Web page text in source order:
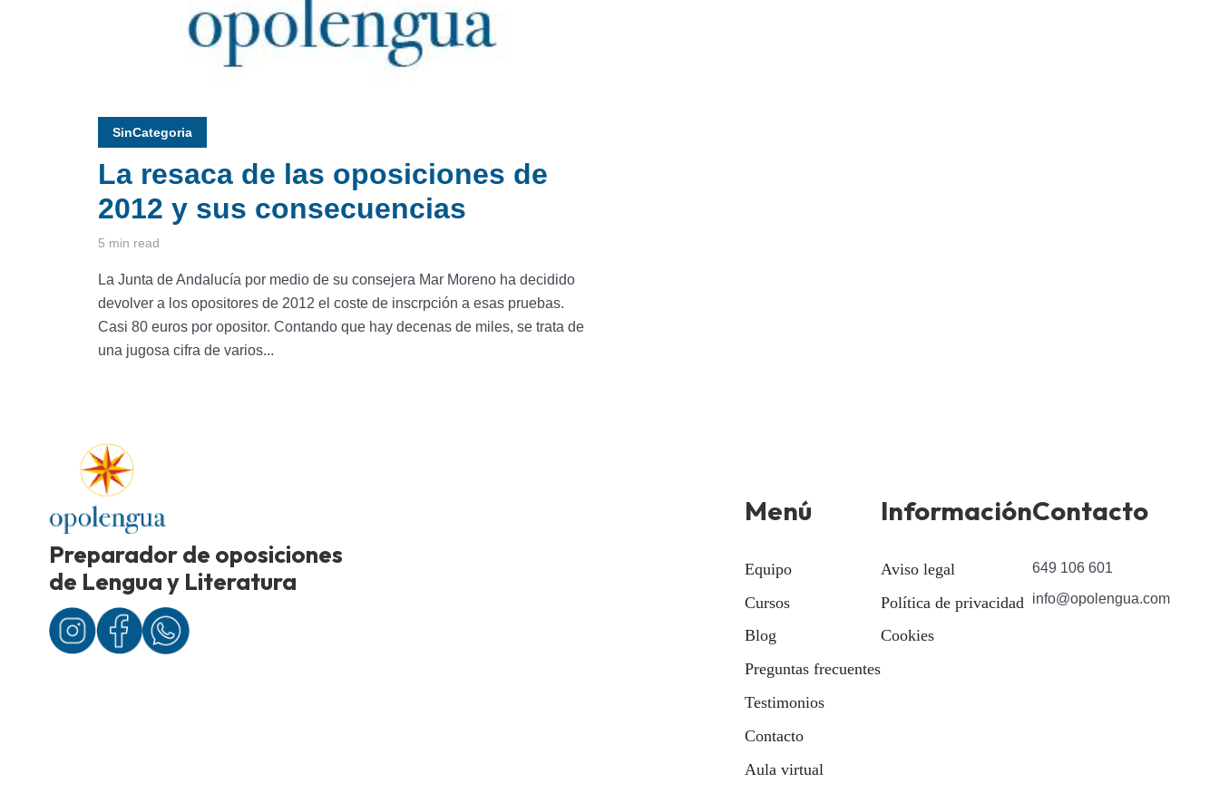
SinCategoria
La resaca de las oposiciones de
2012 y sus consecuencias
5 min read
La Junta de Andalucía por medio de su consejera Mar Moreno ha decidido
devolver a los opositores de 2012 el coste de inscrpción a esas pruebas.
Casi 80 euros por opositor. Contando que hay decenas de miles, se trata de
una jugosa cifra de varios...
Preparador de oposiciones
de Lengua y Literatura
Menú
Equipo
Cursos
Blog
Preguntas frecuentes
Testimonios
Contacto
Aula virtual
Información
Aviso legal
Política de privacidad
Cookies
Contacto
649 106 601
info@opolengua.com